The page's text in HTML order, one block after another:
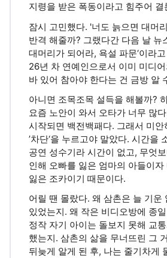
지령을 받은 폭동이라고 힘주어 결
잠시 고민했다. '너도 늙으면 대머
반격 해줄까? 그랬다간 다음 날 뉴
대머리가 되어라, 욕설 파문‘이라
26년 차 연예인으로서 이미 미디
바 있어 참아야 한다는 건 금방 알
아니면 조목조목 설득을 해볼까?
요즘 노안이 와서 오타가 너무 많
시작되면 백전백패다. 그래서 미안
’차단‘을 누르고야 말았다. 시간을
공연 성수기라 시간이 없고, 무엇
인해 오빠를 잃은 엄마의 아들이
잃은 조카이기 때문이다.
어릴 땐 몰랐다. 왜 삼촌은 늘 기운
있었는지. 왜 작은 비디오방에 종
정작 자기 아이는 돌보지 못해 교
했는지. 삼촌의 삶을 무너뜨린 그
뒤늦게 알게 된 후, 나는 줄기차게